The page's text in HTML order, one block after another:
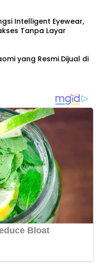
Intelligent Eyewear,
Tanpa Layar
yang Resmi Dijual di